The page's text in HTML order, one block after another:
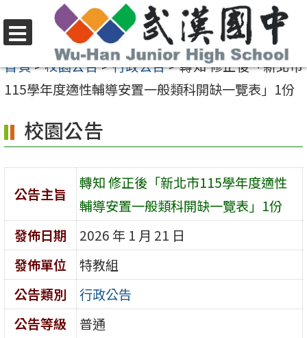
至
要
容
區
選
單
首頁>校園公告>行政公告>轉知 修正後「新北市
115學年度適性輔導安置一般類科開缺一覽表」1份
校園公告
公告主旨
轉知 修正後「新北市115學年度適性
輔導安置一般類科開缺一覽表」1份
發佈日期
2026 年 1 月 21 日
發佈單位
特教組
公告類別
行政公告
公告等級
普通